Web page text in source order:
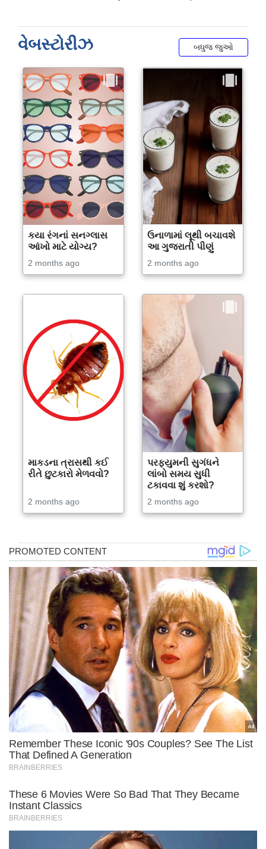
વેબસ્ટોરીઝ બધુજ જુઓ
કયા રંગનાં સનગ્લાસ
આંખો માટે યોગ્ય?
2 months ago
ઉનાળામાં લૂથી બચાવશે
આ ગુજરાતી પીણું
2 months ago
માકડના ત્રાસથી કઈ
રીતે છુટકારો મેળવવો?
2 months ago
પરફ્યુમની સુગંધને
લાંબો સમય સુધી
ટકાવવા શું કરશો?
2 months ago